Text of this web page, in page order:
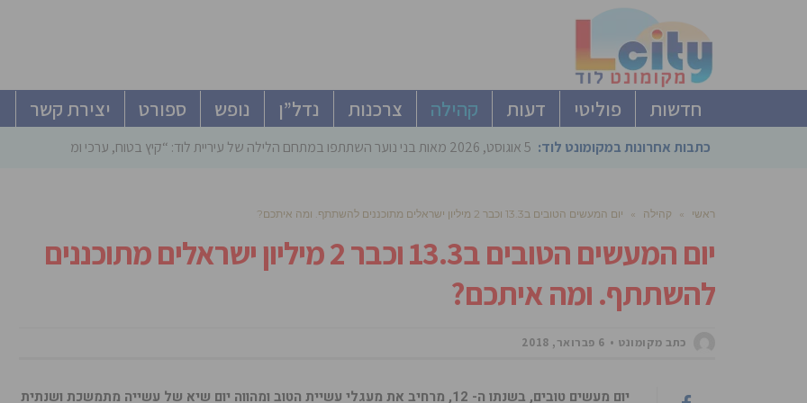
חדשות פוליטי דעות קהילה צרכנות נדל”ן נופש ספורט יצירת קשר
כתבות אחרונות במקומונט לוד: 5 אוגוסט, 2026 מאות בני נוער השתתפו במתחם הלילה של עיריית לוד: “קיץ בטוח, ערכי ומהנה”
ראשי » קהילה » יום המעשים הטובים ב13.3 וכבר 2 מיליון ישראלים מתוכננים להשתתף. ומה איתכם?
יום המעשים הטובים ב13.3 וכבר 2 מיליון ישראלים מתוכננים
להשתתף. ומה איתכם?
כתב מקומונט 6 פברואר, 2018
יום מעשים טובים, בשנתו ה- 12, מרחיב את מעגלי עשיית הטוב ומהווה יום שיא של עשייה מתמשכת ושנתית